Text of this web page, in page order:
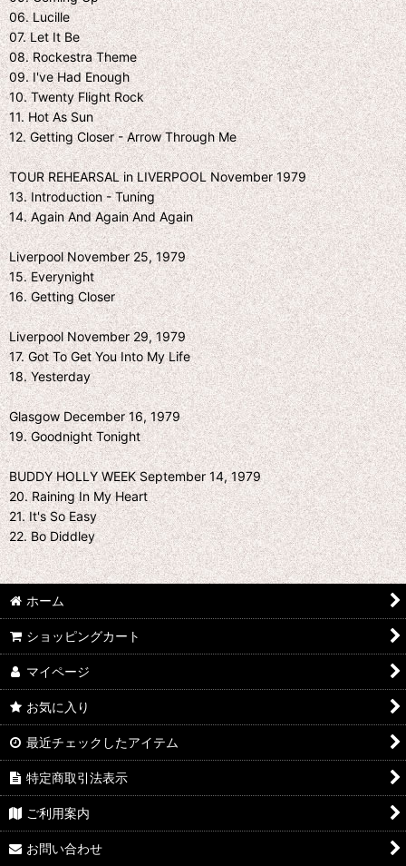
06. Lucille
07. Let It Be
08. Rockestra Theme
09. I've Had Enough
10. Twenty Flight Rock
11. Hot As Sun
12. Getting Closer - Arrow Through Me
TOUR REHEARSAL in LIVERPOOL November 1979
13. Introduction - Tuning
14. Again And Again And Again
Liverpool November 25, 1979
15. Everynight
16. Getting Closer
Liverpool November 29, 1979
17. Got To Get You Into My Life
18. Yesterday
Glasgow December 16, 1979
19. Goodnight Tonight
BUDDY HOLLY WEEK September 14, 1979
20. Raining In My Heart
21. It's So Easy
22. Bo Diddley
ホーム
ショッピングカート
マイページ
お気に入り
最近チェックしたアイテム
特定商取引法表示
ご利用案内
お問い合わせ